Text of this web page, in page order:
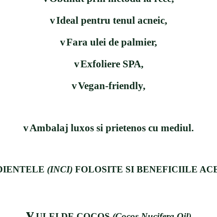
vIdeal pentru tenul acneic,
vFara ulei de palmier,
vExfoliere SPA,
vVegan-friendly,
vAmbalaj luxos si prietenos cu mediul.
(INCI) FOLOSITE SI BENEFICIILE